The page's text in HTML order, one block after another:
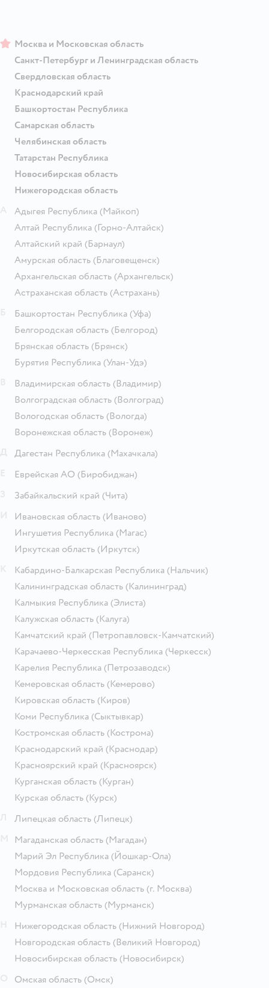
Москва и Московская область
Санкт-Петербург и Ленинградская область
Свердловская область
Краснодарский край
Башкортостан Республика
Самарская область
Челябинская область
Татарстан Республика
Новосибирская область
Нижегородская область
Адыгея Республика (Майкоп)
Алтай Республика (Горно-Алтайск)
Алтайский край (Барнаул)
Амурская область (Благовещенск)
Архангельская область (Архангельск)
Астраханская область (Астрахань)
Башкортостан Республика (Уфа)
Белгородская область (Белгород)
Брянская область (Брянск)
Бурятия Республика (Улан-Удэ)
Владимирская область (Владимир)
Волгоградская область (Волгоград)
Вологодская область (Вологда)
Воронежская область (Воронеж)
Дагестан Республика (Махачкала)
Еврейская АО (Биробиджан)
Забайкальский край (Чита)
Ивановская область (Иваново)
Ингушетия Республика (Магас)
Иркутская область (Иркутск)
Кабардино-Балкарская Республика (Нальчик)
Калининградская область (Калининград)
Калмыкия Республика (Элиста)
Калужская область (Калуга)
Камчатский край (Петропавловск-Камчатский)
Карачаево-Черкесская Республика (Черкесск)
Карелия Республика (Петрозаводск)
Кемеровская область (Кемерово)
Кировская область (Киров)
Коми Республика (Сыктывкар)
Костромская область (Кострома)
Краснодарский край (Краснодар)
Красноярский край (Красноярск)
Курганская область (Курган)
Курская область (Курск)
Липецкая область (Липецк)
Магаданская область (Магадан)
Марий Эл Республика (Йошкар-Ола)
Мордовия Республика (Саранск)
Москва и Московская область (г. Москва)
Мурманская область (Мурманск)
Нижегородская область (Нижний Новгород)
Новгородская область (Великий Новгород)
Новосибирская область (Новосибирск)
Омская область (Омск)